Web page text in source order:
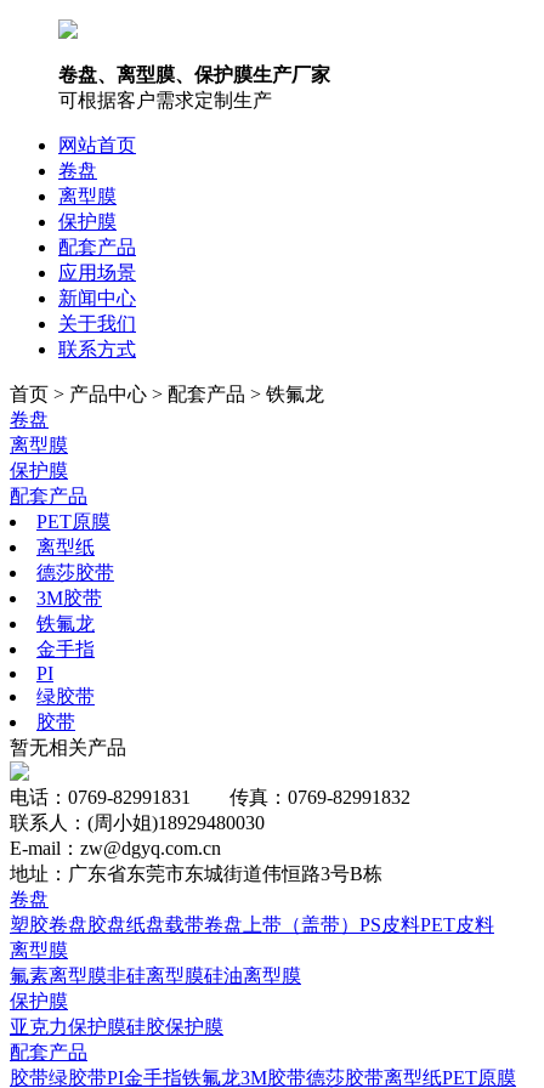
卷盘、离型膜、保护膜生产厂家
可根据客户需求定制生产
网站首页
卷盘
离型膜
保护膜
配套产品
应用场景
新闻中心
关于我们
联系方式
首页 > 产品中心 > 配套产品 > 铁氟龙
卷盘
离型膜
保护膜
配套产品
PET原膜
离型纸
德莎胶带
3M胶带
铁氟龙
金手指
PI
绿胶带
胶带
暂无相关产品
电话：0769-82991831 传真：0769-82991832
联系人：(周小姐)18929480030
E-mail：zw@dgyq.com.cn
地址：广东省东莞市东城街道伟恒路3号B栋
卷盘
塑胶卷盘胶盘纸盘载带卷盘 上带（盖带） PS皮料PET皮料
离型膜
氟素离型膜非硅离型膜硅油离型膜
保护膜
亚克力保护膜硅胶保护膜
配套产品
胶带绿胶带PI金手指铁氟龙3M胶带德莎胶带离型纸PET原膜